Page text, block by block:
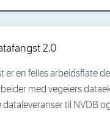
2.0
er en felles arbeidsflate
med vegeiers
til NVDB